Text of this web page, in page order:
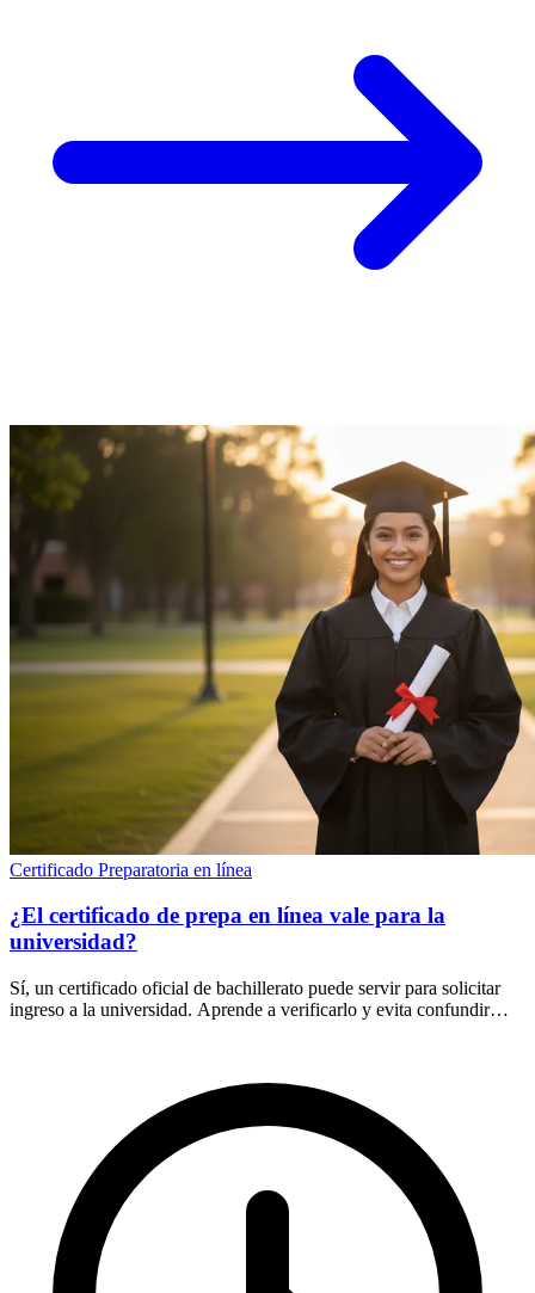
Certificado Preparatoria en línea
¿El certificado de prepa en línea vale para la
universidad?
Sí, un certificado oficial de bachillerato puede servir para solicitar
ingreso a la universidad. Aprende a verificarlo y evita confundir